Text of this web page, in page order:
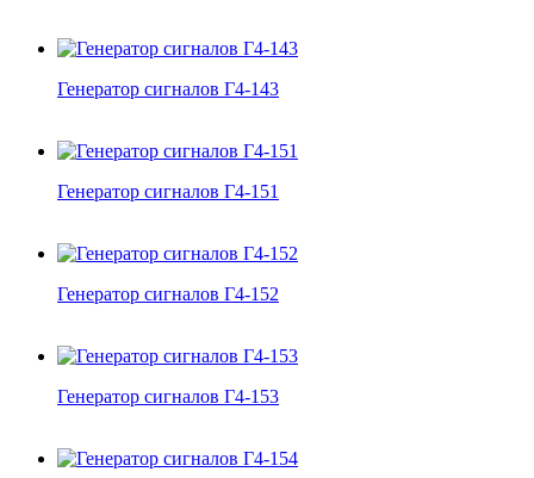
Генератор сигналов Г4-143
Генератор сигналов Г4-151
Генератор сигналов Г4-152
Генератор сигналов Г4-153